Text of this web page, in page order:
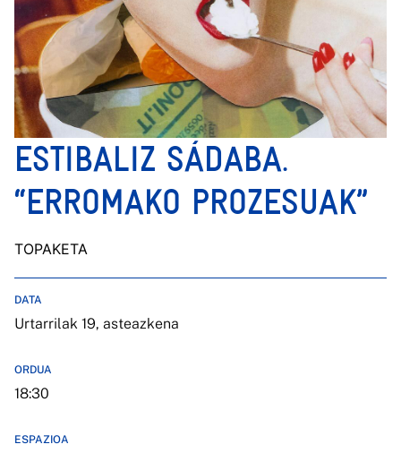
ESTIBALIZ SÁDABA.
“ERROMAKO PROZESUAK”
TOPAKETA
DATA
Urtarrilak 19, asteazkena
ORDUA
18:30
ESPAZIOA